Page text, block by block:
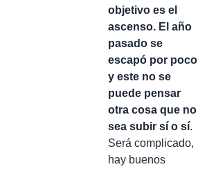
objetivo es el
ascenso. El año
pasado se
escapó por poco
y este no se
puede pensar
otra cosa que no
sea subir sí o sí.
Será complicado,
hay buenos